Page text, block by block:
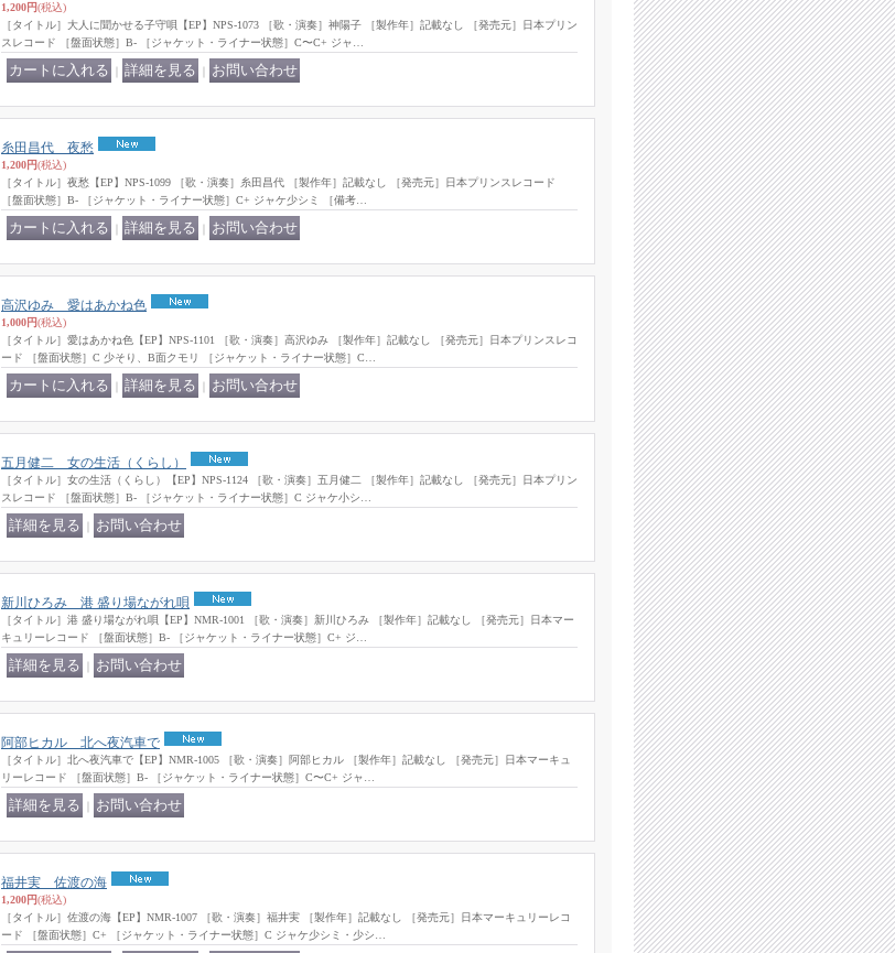
1,200円(税込)
［タイトル］大人に聞かせる子守唄【EP】NPS-1073 ［歌・演奏］神陽子 ［製作年］記載なし ［発売元］日本プリン
スレコード ［盤面状態］B- ［ジャケット・ライナー状態］C〜C+ ジャ…
糸田昌代 夜愁
1,200円(税込)
［タイトル］夜愁【EP】NPS-1099 ［歌・演奏］糸田昌代 ［製作年］記載なし ［発売元］日本プリンスレコード
［盤面状態］B- ［ジャケット・ライナー状態］C+ ジャケ少シミ ［備考…
高沢ゆみ 愛はあかね色
1,000円(税込)
［タイトル］愛はあかね色【EP】NPS-1101 ［歌・演奏］高沢ゆみ ［製作年］記載なし ［発売元］日本プリンスレコ
ード ［盤面状態］C 少そり、B面クモリ ［ジャケット・ライナー状態］C…
五月健二 女の生活（くらし）
［タイトル］女の生活（くらし）【EP】NPS-1124 ［歌・演奏］五月健二 ［製作年］記載なし ［発売元］日本プリン
スレコード ［盤面状態］B- ［ジャケット・ライナー状態］C ジャケ小シ…
新川ひろみ 港 盛り場ながれ唄
［タイトル］港 盛り場ながれ唄【EP】NMR-1001 ［歌・演奏］新川ひろみ ［製作年］記載なし ［発売元］日本マー
キュリーレコード ［盤面状態］B- ［ジャケット・ライナー状態］C+ ジ…
阿部ヒカル 北へ夜汽車で
［タイトル］北へ夜汽車で【EP】NMR-1005 ［歌・演奏］阿部ヒカル ［製作年］記載なし ［発売元］日本マーキュ
リーレコード ［盤面状態］B- ［ジャケット・ライナー状態］C〜C+ ジャ…
福井実 佐渡の海
1,200円(税込)
［タイトル］佐渡の海【EP】NMR-1007 ［歌・演奏］福井実 ［製作年］記載なし ［発売元］日本マーキュリーレコ
ード ［盤面状態］C+ ［ジャケット・ライナー状態］C ジャケ少シミ・少シ…